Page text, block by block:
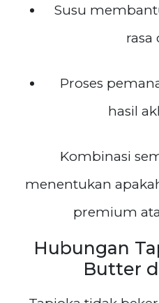
Susu
rasa
Proses
hasil
Kombinasi
menentukan
premium
Hubungan
Butter